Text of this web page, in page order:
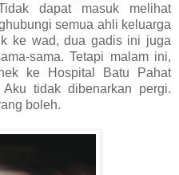
dapat masuk melihat
semua ahli keluarga
ke wad, dua gadis ini juga
sama. Tetapi malam ini,
ke Hospital Batu Pahat
tidak dibenarkan pergi.
boleh.